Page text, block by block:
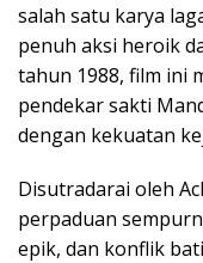
salah satu karya
penuh aksi heroik
tahun 1988, film ini
pendekarsakti
dengan kekuatan
Disutradarai oleh
perpaduan
epik, dan konflik